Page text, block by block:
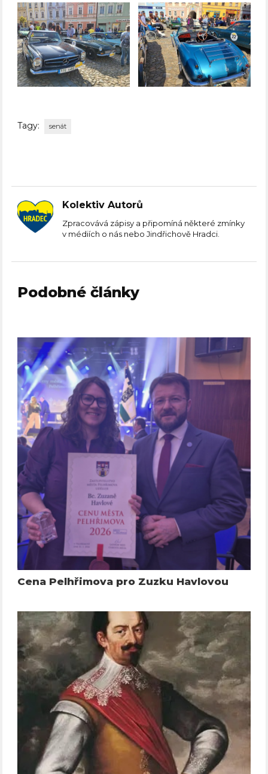
Tagy: senát
Kolektiv Autorů
Zpracovává zápisy a připomíná některé zmínky
v médiích o nás nebo Jindřichově Hradci.
Podobné články
Cena Pelhřimova pro Zuzku Havlovou